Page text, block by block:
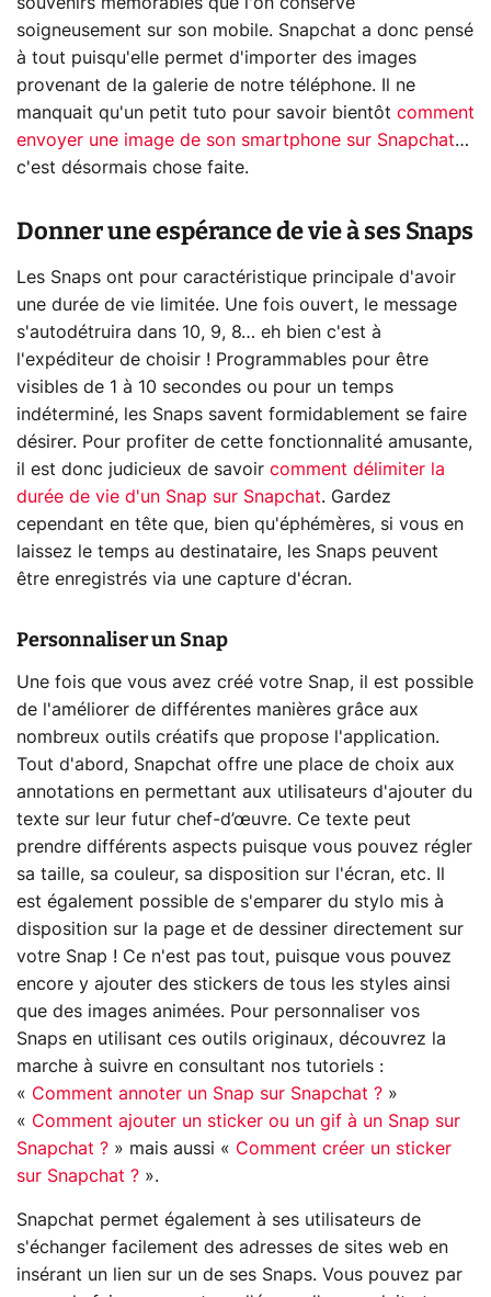
soigneusement sur son mobile. Snapchat a donc pensé
à tout puisqu'elle permet d'importer des images
provenant de la galerie de notre téléphone. Il ne
manquait qu'un petit tuto pour savoir bientôt comment
envoyer une image de son smartphone sur Snapchat…
c'est désormais chose faite.
Donner une espérance de vie à ses Snaps
Les Snaps ont pour caractéristique principale d'avoir
une durée de vie limitée. Une fois ouvert, le message
s'autodétruira dans 10, 9, 8… eh bien c'est à
l'expéditeur de choisir ! Programmables pour être
visibles de 1 à 10 secondes ou pour un temps
indéterminé, les Snaps savent formidablement se faire
désirer. Pour profiter de cette fonctionnalité amusante,
il est donc judicieux de savoir comment délimiter la
durée de vie d'un Snap sur Snapchat. Gardez
cependant en tête que, bien qu'éphémères, si vous en
laissez le temps au destinataire, les Snaps peuvent
être enregistrés via une capture d'écran.
Personnaliser un Snap
Une fois que vous avez créé votre Snap, il est possible
de l'améliorer de différentes manières grâce aux
nombreux outils créatifs que propose l'application.
Tout d'abord, Snapchat offre une place de choix aux
annotations en permettant aux utilisateurs d'ajouter du
texte sur leur futur chef-d’œuvre. Ce texte peut
prendre différents aspects puisque vous pouvez régler
sa taille, sa couleur, sa disposition sur l'écran, etc. Il
est également possible de s'emparer du stylo mis à
disposition sur la page et de dessiner directement sur
votre Snap ! Ce n'est pas tout, puisque vous pouvez
encore y ajouter des stickers de tous les styles ainsi
que des images animées. Pour personnaliser vos
Snaps en utilisant ces outils originaux, découvrez la
marche à suivre en consultant nos tutoriels :
« Comment annoter un Snap sur Snapchat ? »
« Comment ajouter un sticker ou un gif à un Snap sur
Snapchat ? » mais aussi « Comment créer un sticker
sur Snapchat ? ».
Snapchat permet également à ses utilisateurs de
s'échanger facilement des adresses de sites web en
insérant un lien sur un de ses Snaps. Vous pouvez par